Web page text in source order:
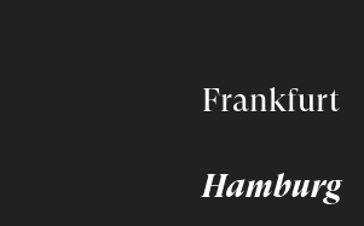
Frankfurt
Hamburg